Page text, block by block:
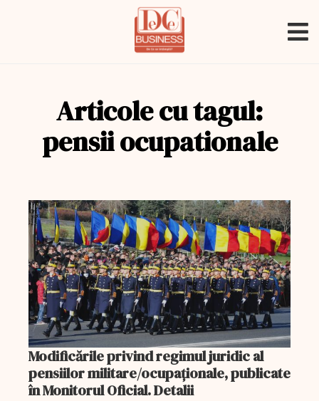
Articole cu tagul:
pensii ocupationale
Modificările privind regimul juridic al
pensiilor militare/ocupaționale, publicate
în Monitorul Oficial. Detalii